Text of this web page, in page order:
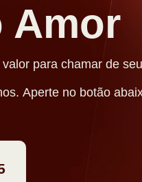
Amor
para chamar de
Aperte no botão